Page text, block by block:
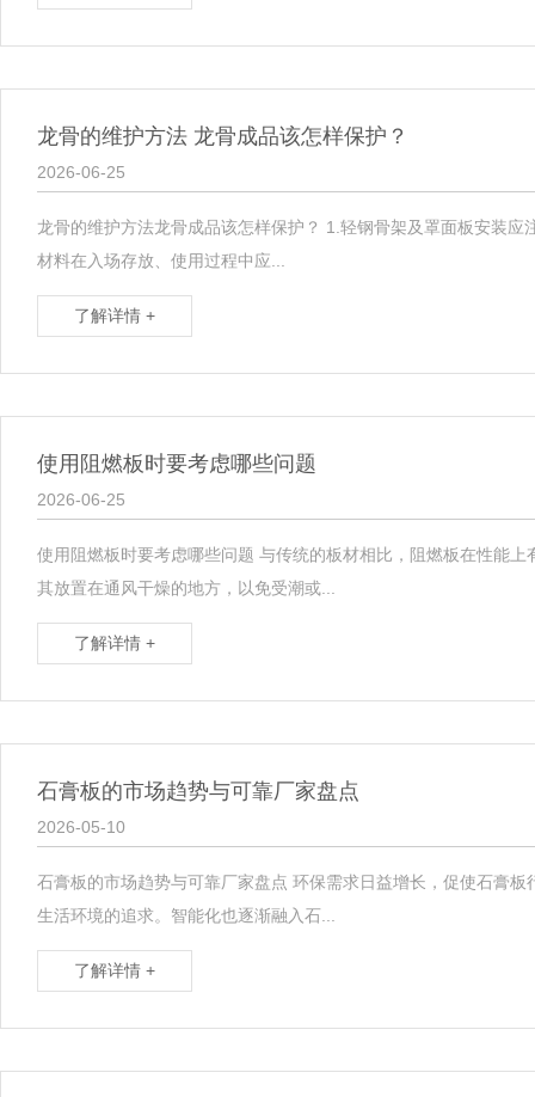
龙骨的维护方法 龙骨成品该怎样保护？
2026-06-25
龙骨的维护方法龙骨成品该怎样保护？ 1.轻钢骨架及罩面板安装
材料在入场存放、使用过程中应...
了解详情 +
使用阻燃板时要考虑哪些问题
2026-06-25
使用阻燃板时要考虑哪些问题 与传统的板材相比，阻燃板在性能
其放置在通风干燥的地方，以免受潮或...
了解详情 +
石膏板的市场趋势与可靠厂家盘点
2026-05-10
石膏板的市场趋势与可靠厂家盘点 环保需求日益增长，促使石膏
生活环境的追求。智能化也逐渐融入石...
了解详情 +